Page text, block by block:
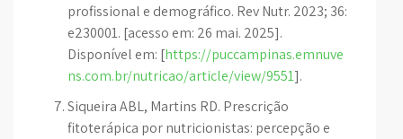
profissional e demográfico. Rev Nutr. 2023; 36:
e230001. [acesso em: 26 mai. 2025].
Disponível em: [https://puccampinas.emnuve
ns.com.br/nutricao/article/view/9551].
Siqueira ABL, Martins RD. Prescrição
fitoterápica por nutricionistas: percepção e